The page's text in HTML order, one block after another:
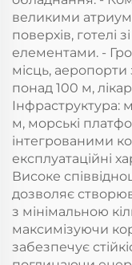
великими
поверхів, готелі
елементами. -
місць,
понад 100 м,
Інфраструктура:
м, морські
інтегрованими
експлуатаційні
Високе
дозволяє
з мінімальною
максимізуючи
забезпечує